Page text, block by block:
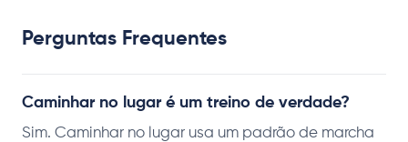
Perguntas Frequentes
Caminhar no lugar é um treino de verdade?
Sim. Caminhar no lugar usa um padrão de marcha